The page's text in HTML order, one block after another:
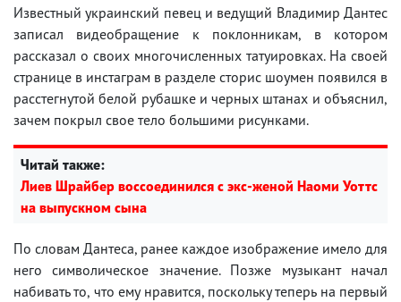
Известный украинский певец и ведущий Владимир Дантес
записал видеобращение к поклонникам, в котором
рассказал о своих многочисленных татуировках. На своей
странице в инстаграм в разделе сторис шоумен появился в
расстегнутой белой рубашке и черных штанах и объяснил,
зачем покрыл свое тело большими рисунками.
Читай также:
Лиев Шрайбер воссоединился с экс-женой Наоми Уоттс
на выпускном сына
По словам Дантеса, ранее каждое изображение имело для
него символическое значение. Позже музыкант начал
набивать то, что ему нравится, поскольку теперь на первый